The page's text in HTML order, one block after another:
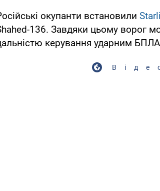
окупанти встановили
136. Завдяки цьому ворог
керування ударним